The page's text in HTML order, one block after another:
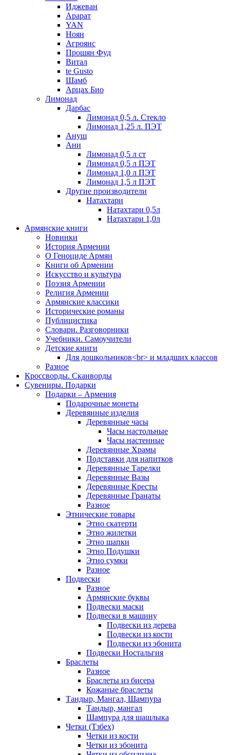
Иджеван
Арарат
YAN
Ноян
Агроянс
Прошян Фуд
Витал
te Gusto
Шамб
Арцах Био
Лимонад
Дарбас
Лимонад 0,5 л. Стекло
Лимонад 1,25 л. ПЭТ
Ануш
Ани
Лимонад 0,5 л ст
Лимонад 0,5 л ПЭТ
Лимонад 1,0 л ПЭТ
Лимонад 1,5 л ПЭТ
Другие производители
Натахтари
Натахтари 0,5л
Натахтари 1,0л
Армянские книги
Новинки
История Армении
О Геноциде Армян
Книги об Армении
Иcкусство и культура
Поэзия Армении
Религия Армении
Армянские классики
Исторические романы
Публицистика
Словари. Разговорники
Учебники. Самоучители
Детские книги
Для дошкольников<br> и младших классов
Разное
Кроссворды. Сканворды
Сувениры. Подарки
Подарки – Армения
Подарочные монеты
Деревянные изделия
Деревянные часы
Часы настольные
Часы настенные
Деревянные Храмы
Подставки для напитков
Деревянные Тарелки
Деревянные Вазы
Деревянные Кресты
Деревянные Гранаты
Разное
Этнические товары
Этно скатерти
Этно жилетки
Этно шапки
Этно Подушки
Этно сумки
Разное
Подвески
Разное
Армянские буквы
Подвески маски
Подвески в машину
Подвески из дерева
Подвески из кости
Подвески из эбонита
Подвески Ностальгия
Браслеты
Разное
Браслеты из бисера
Кожаные браслеты
Тандыр, Мангал, Шампура
Тандыр, мангал
Шампура для шашлыка
Четки (Тзбех)
Четки из кости
Четки из эбонита